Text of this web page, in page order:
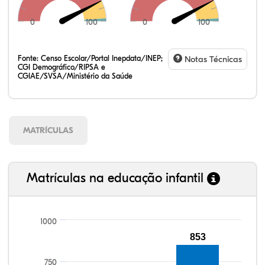
0 100 0 100
Fonte: Censo Escolar/Portal Inepdata/INEP;
CGI Demográfico/RIPSA e
CGIAE/SVSA/Ministério da Saúde
Notas Técnicas
MATRÍCULAS
Matrículas na educação infantil
1000
750
853